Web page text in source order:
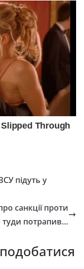
підуть у
санкції проти
потрапив…